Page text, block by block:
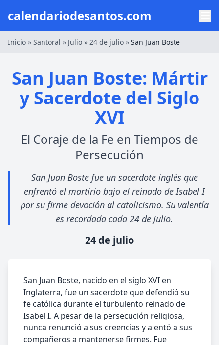
calendariodesantos.com
Inicio » Santoral » Julio » 24 de julio » San Juan Boste
San Juan Boste: Mártir
y Sacerdote del Siglo
XVI
El Coraje de la Fe en Tiempos de
Persecución
San Juan Boste fue un sacerdote inglés que
enfrentó el martirio bajo el reinado de Isabel I
por su firme devoción al catolicismo. Su valentía
es recordada cada 24 de julio.
24 de julio
San Juan Boste, nacido en el siglo XVI en
Inglaterra, fue un sacerdote que defendió su
fe católica durante el turbulento reinado de
Isabel I. A pesar de la persecución religiosa,
nunca renunció a sus creencias y alentó a sus
compañeros a mantenerse firmes. Fue